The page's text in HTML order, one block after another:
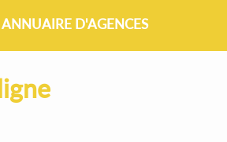
ANNUAIRE D'AGENCES